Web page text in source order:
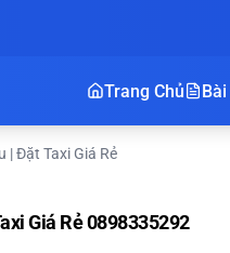
Trang Chủ
| Đặt Taxi Giá Rẻ
Giá Rẻ 0898335292